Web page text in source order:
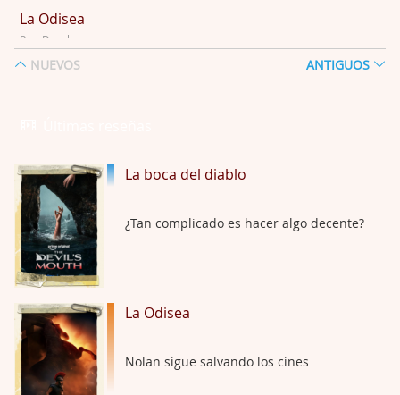
La Odisea
Por: Draghann
No sé si entrar en polémicas con respect …
El señor de las moscas
Por: Luar
Dudaba en ver la serie, una serie de 4 cap …
Hungry
Por: Croc
Las 10 películas gore de Almas Oscuras
Por: JORDI CRUYFF
NUEVOS ANTIGUOS
La boca del diablo
¿Tan complicado es hacer algo decente?
La Odisea
Nolan sigue salvando los cines